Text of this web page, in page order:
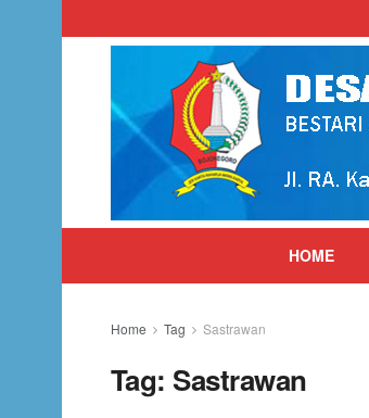
HOME
Home Tag Sastrawan
Tag: Sastrawan